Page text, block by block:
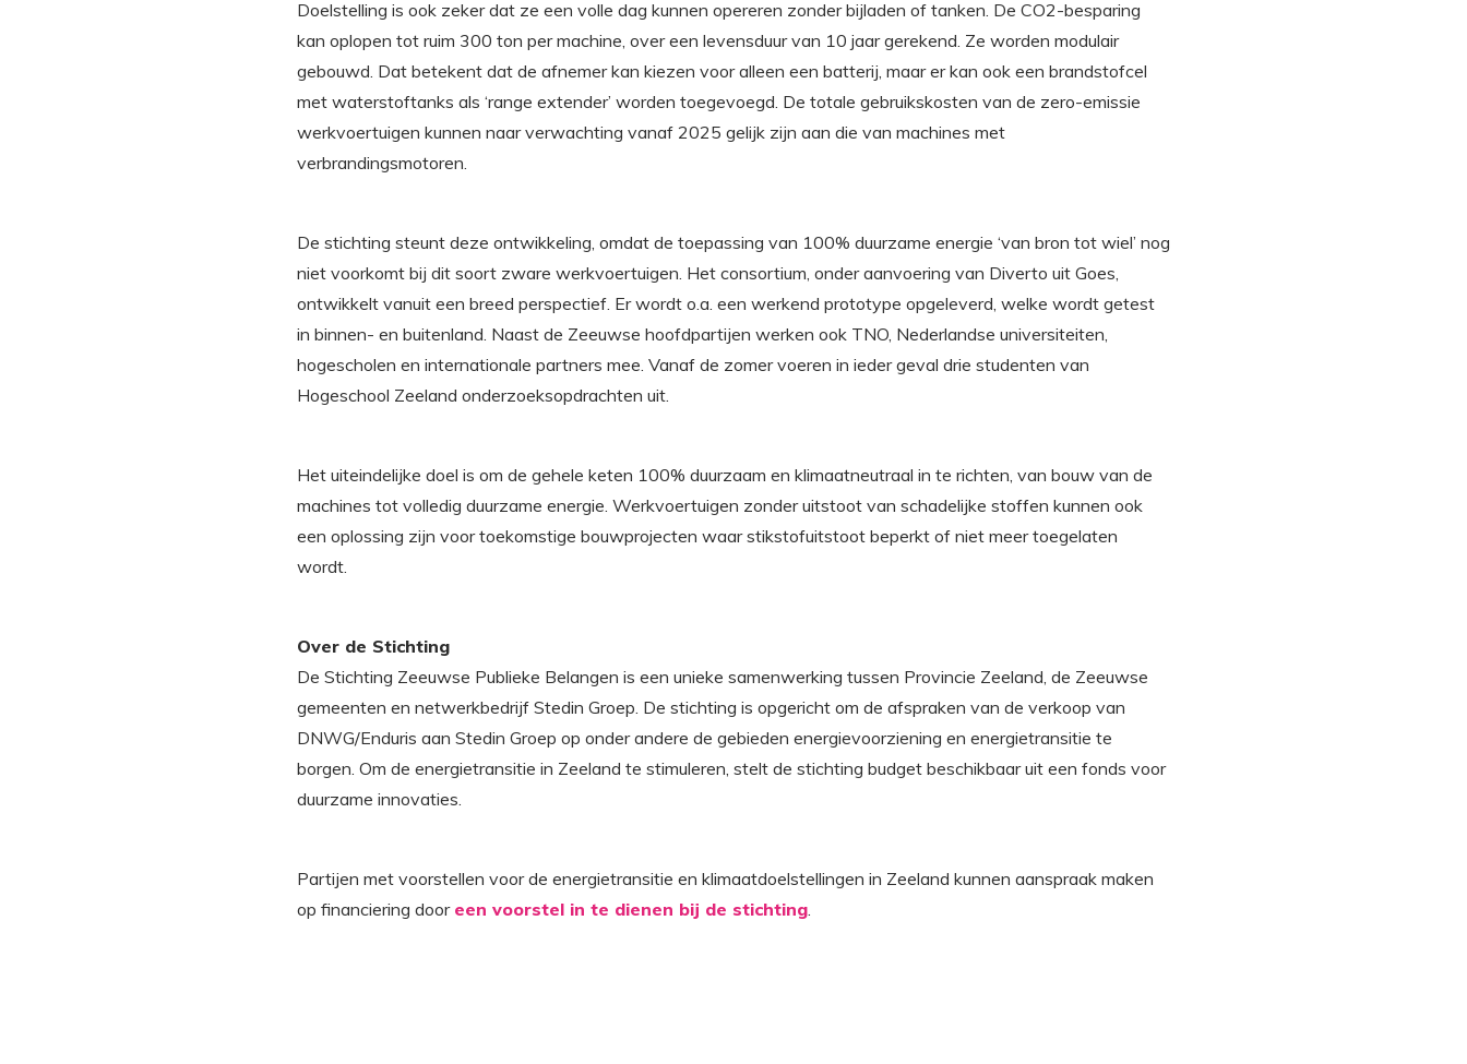
Doelstelling is ook zeker dat ze een volle dag kunnen opereren zonder bijladen of tanken. De CO2-besparing
kan oplopen tot ruim 300 ton per machine, over een levensduur van 10 jaar gerekend. Ze worden modulair
gebouwd. Dat betekent dat de afnemer kan kiezen voor alleen een batterij, maar er kan ook een brandstofcel
met waterstoftanks als ‘range extender’ worden toegevoegd. De totale gebruikskosten van de zero-emissie
werkvoertuigen kunnen naar verwachting vanaf 2025 gelijk zijn aan die van machines met
verbrandingsmotoren.
De stichting steunt deze ontwikkeling, omdat de toepassing van 100% duurzame energie ‘van bron tot wiel’ nog
niet voorkomt bij dit soort zware werkvoertuigen. Het consortium, onder aanvoering van Diverto uit Goes,
ontwikkelt vanuit een breed perspectief. Er wordt o.a. een werkend prototype opgeleverd, welke wordt getest
in binnen- en buitenland. Naast de Zeeuwse hoofdpartijen werken ook TNO, Nederlandse universiteiten,
hogescholen en internationale partners mee. Vanaf de zomer voeren in ieder geval drie studenten van
Hogeschool Zeeland onderzoeksopdrachten uit.
Het uiteindelijke doel is om de gehele keten 100% duurzaam en klimaatneutraal in te richten, van bouw van de
machines tot volledig duurzame energie. Werkvoertuigen zonder uitstoot van schadelijke stoffen kunnen ook
een oplossing zijn voor toekomstige bouwprojecten waar stikstofuitstoot beperkt of niet meer toegelaten
wordt.
Over de Stichting
De Stichting Zeeuwse Publieke Belangen is een unieke samenwerking tussen Provincie Zeeland, de Zeeuwse
gemeenten en netwerkbedrijf Stedin Groep. De stichting is opgericht om de afspraken van de verkoop van
DNWG/Enduris aan Stedin Groep op onder andere de gebieden energievoorziening en energietransitie te
borgen. Om de energietransitie in Zeeland te stimuleren, stelt de stichting budget beschikbaar uit een fonds voor
duurzame innovaties.
Partijen met voorstellen voor de energietransitie en klimaatdoelstellingen in Zeeland kunnen aanspraak maken
op financiering door een voorstel in te dienen bij de stichting.